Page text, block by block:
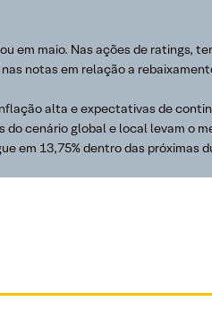
em maio. Nas ações de ratings,
notas em relação a
alta e expectativas de
do cenário global e local levam o
em 13,75% dentro das próximas